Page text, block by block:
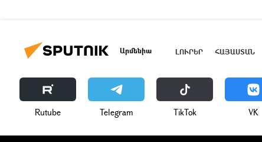
Արմենիա ԼՈՒՐԵՐ ՀԱՅԱՍՏԱՆ
Rutube Telegram ТikТоk VK